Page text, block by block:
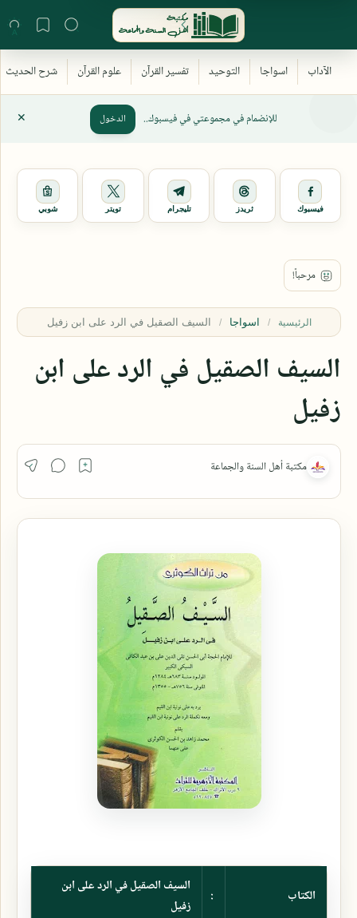
للإنضمام في مجموعتي في فيسبوك.. الدخول
فيسبوك ثريدز تليجرام تويتر شوبي
الرئيسية اسواجا
السيف الصقيل في الرد على ابن
زفيل
الكتاب :
السيف الصقيل في الرد على ابن
زفيل